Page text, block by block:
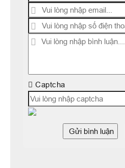
Captcha
Gửi bình luận